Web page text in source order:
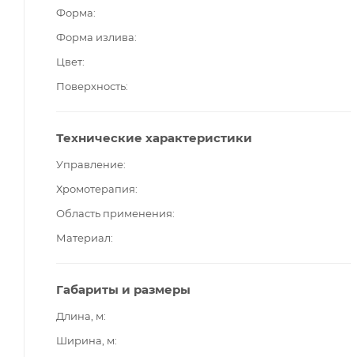
Форма
Форма излива
Цвет
Поверхность
Технические характеристики
Управление
Хромотерапия
Область применения
Материал
Габариты и размеры
Длина, м
Ширина, м